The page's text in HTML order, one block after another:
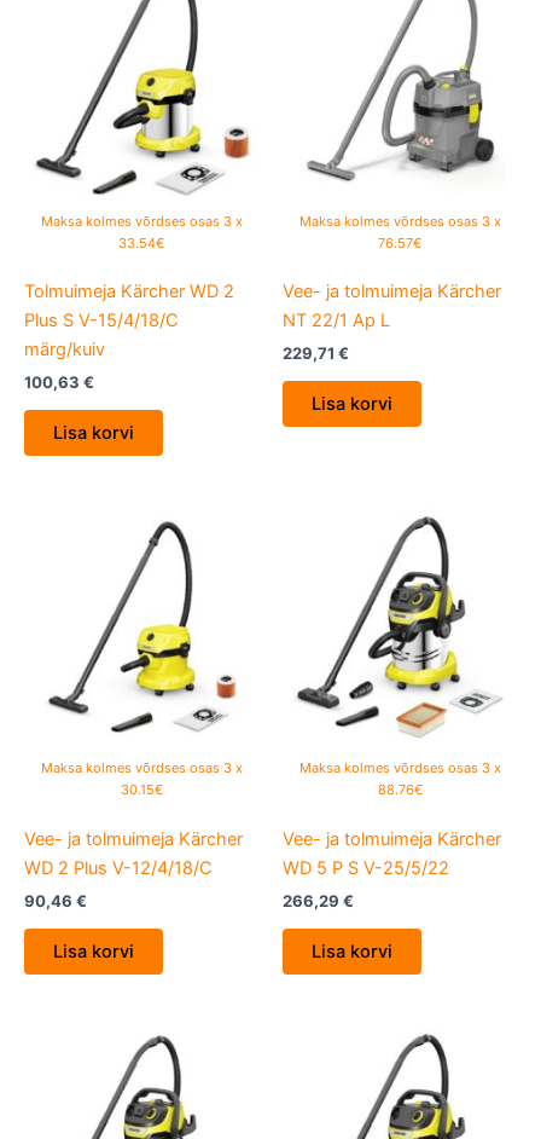
Maksa kolmes võrdses osas 3 x
33.54€
Tolmuimeja Kärcher WD 2
Plus S V-15/4/18/C
märg/kuiv
100,63 €
Lisa korvi
Maksa kolmes võrdses osas 3 x
76.57€
Vee- ja tolmuimeja Kärcher
NT 22/1 Ap L
229,71 €
Lisa korvi
Maksa kolmes võrdses osas 3 x
30.15€
Vee- ja tolmuimeja Kärcher
WD 2 Plus V-12/4/18/C
90,46 €
Lisa korvi
Maksa kolmes võrdses osas 3 x
88.76€
Vee- ja tolmuimeja Kärcher
WD 5 P S V-25/5/22
266,29 €
Lisa korvi